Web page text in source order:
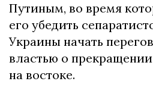
Путиным, во время
его убедить
Украины начать
властью о
на востоке.